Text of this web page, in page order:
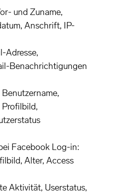
und Zuname,
Anschrift, IP-
Adresse,
Benachrichtigungen
Facebook Log-in:
Alter, Access
Aktivität, Userstatus,